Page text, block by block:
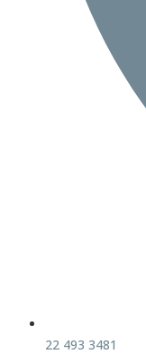
22 493 3481